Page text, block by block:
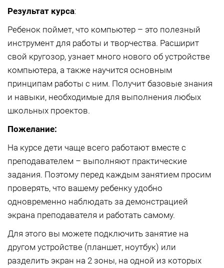
Результат курса:
Ребенок поймет, что компьютер – это полезный
инструмент для работы и творчества. Расширит
свой кругозор, узнает много нового об устройстве
компьютера, а также научится основным
принципам работы с ним. Получит базовые знания
и навыки, необходимые для выполнения любых
школьных проектов.
Пожелание:
На курсе дети чаще всего работают вместе с
преподавателем – выполняют практические
задания. Поэтому перед каждым занятием просим
проверять, что вашему ребенку удобно
одновременно наблюдать за демонстрацией
экрана преподавателя и работать самому.
Для этого вы можете подключить занятие на
другом устройстве (планшет, ноутбук) или
разделить экран на 2 зоны, на одной из которых